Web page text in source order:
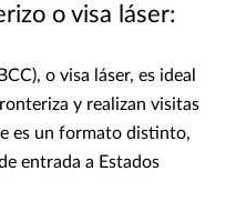
o visa láser:
o visa láser, es ideal
y realizan visitas
es un formato distinto,
entrada a Estados